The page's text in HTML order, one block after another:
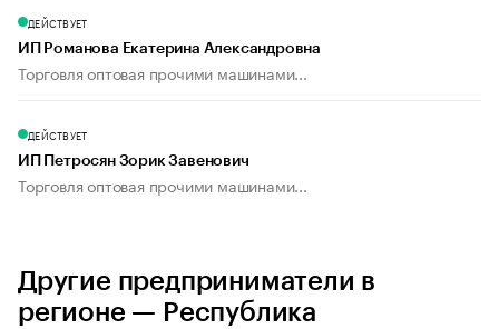
ДЕЙСТВУЕТ
ИП Романова Екатерина Александровна
Торговля оптовая прочими машинами...
ДЕЙСТВУЕТ
ИП Петросян Зорик Завенович
Торговля оптовая прочими машинами...
Другие предприниматели в
регионе — Республика